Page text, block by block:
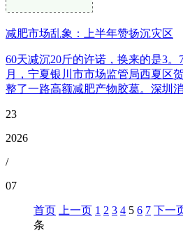
减肥市场乱象：上半年赞扬沉灾区
60天减沉20斤的许诺，换来的是3。
月，宁夏银川市市场监管局西夏区
整了一路高额减肥产物胶葛。深圳
23
2026
/
07
首页 上一页 1 2 3 4 5 6 7 下一
条